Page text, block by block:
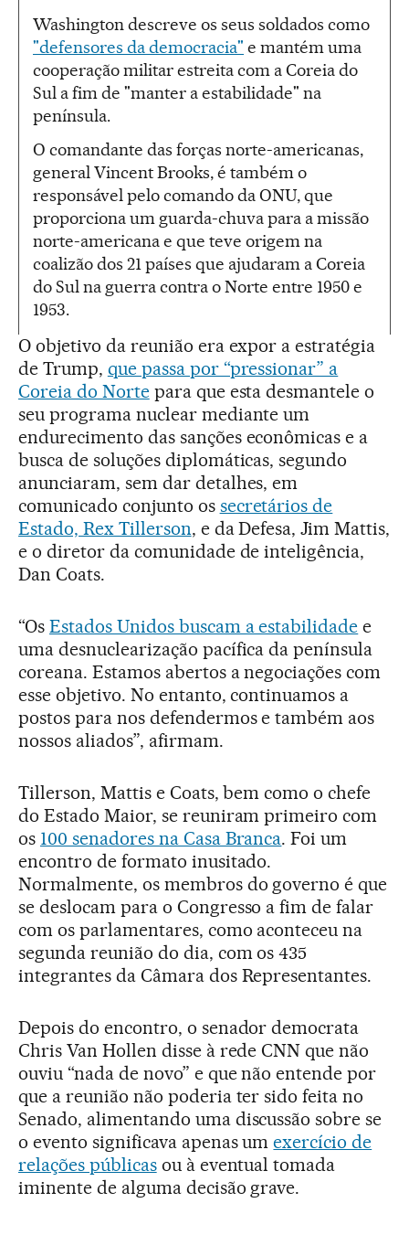
Washington descreve os seus soldados como
"defensores da democracia" e mantém uma
cooperação militar estreita com a Coreia do
Sul a fim de "manter a estabilidade" na
península.
O comandante das forças norte-americanas,
general Vincent Brooks, é também o
responsável pelo comando da ONU, que
proporciona um guarda-chuva para a missão
norte-americana e que teve origem na
coalizão dos 21 países que ajudaram a Coreia
do Sul na guerra contra o Norte entre 1950 e
1953.
O objetivo da reunião era expor a estratégia
de Trump, que passa por “pressionar” a
Coreia do Nortepara que esta desmantele o
seu programa nuclear mediante um
endurecimento das sanções econômicas e a
busca de soluções diplomáticas, segundo
anunciaram, sem dar detalhes, em
comunicado conjunto os secretários de
Estado, Rex Tillerson, e da Defesa, Jim Mattis,
e o diretor da comunidade de inteligência,
Dan Coats.
“Os Estados Unidos buscam a estabilidade e
uma desnuclearização pacífica da península
coreana. Estamos abertos a negociações com
esse objetivo. No entanto, continuamos a
postos para nos defendermos e também aos
nossos aliados”, afirmam.
Tillerson, Mattis e Coats, bem como o chefe
do Estado Maior, se reuniram primeiro com
os 100 senadores na Casa Branca. Foi um
encontro de formato inusitado.
Normalmente, os membros do governo é que
se deslocam para o Congresso a fim de falar
com os parlamentares, como aconteceu na
segunda reunião do dia, com os 435
integrantes da Câmara dos Representantes.
Depois do encontro, o senador democrata
Chris Van Hollen disse à rede CNN que não
ouviu “nada de novo” e que não entende por
que a reunião não poderia ter sido feita no
Senado, alimentando uma discussão sobre se
o evento significava apenas umexercício de
relações públicasou à eventual tomada
iminente de alguma decisão grave.